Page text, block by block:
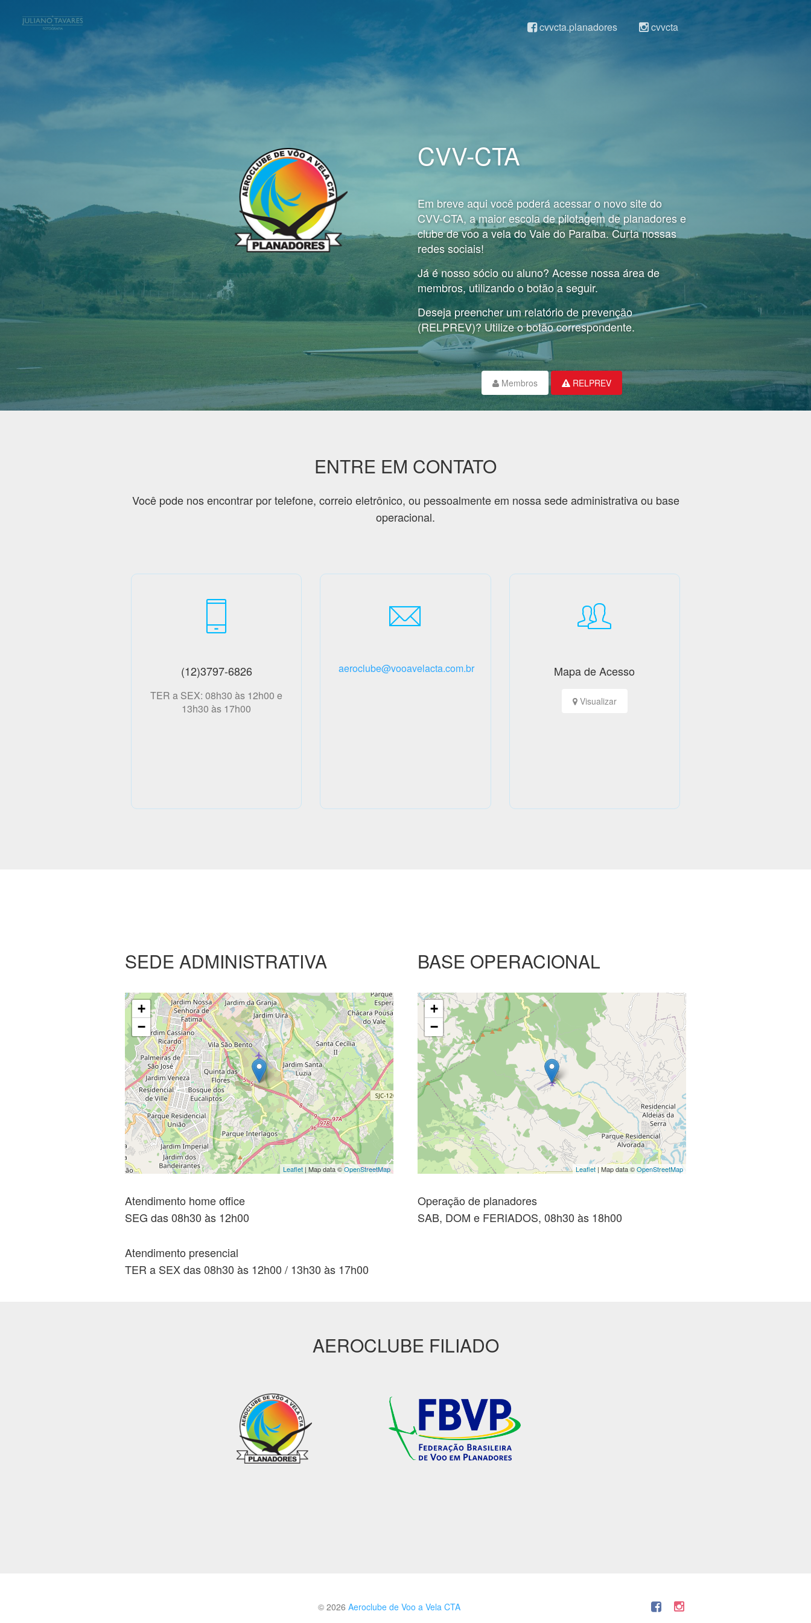
cvvcta.planadores cvvcta
CVV-CTA
Em breve aqui você poderá acessar o novo site do
CVV-CTA, a maior escola de pilotagem de planadores e
clube de voo a vela do Vale do Paraíba. Curta nossas
redes sociais!
Já é nosso sócio ou aluno? Acesse nossa área de
membros, utilizando o botão a seguir.
Deseja preencher um relatório de prevenção
(RELPREV)? Utilize o botão correspondente.
Membros RELPREV
ENTRE EM CONTATO
Você pode nos encontrar por telefone, correio eletrônico, ou pessoalmente em nossa sede administrativa ou base
operacional.
(12)3797-6826
TER a SEX: 08h30 às 12h00 e
13h30 às 17h00
aeroclube@vooavelacta.com.br Mapa de Acesso
Visualizar
SEDE ADMINISTRATIVA
+
−
Leaflet | Map data ©OpenStreetMap
Atendimento home office
SEG das 08h30 às 12h00
Atendimento presencial
TER a SEX das 08h30 às 12h00 / 13h30 às 17h00
BASE OPERACIONAL
+
−
Leaflet| Map data ©OpenStreetMap
Operação de planadores
SAB, DOM e FERIADOS, 08h30 às 18h00
AEROCLUBE FILIADO
© 2026 Aeroclube de Voo a Vela CTA